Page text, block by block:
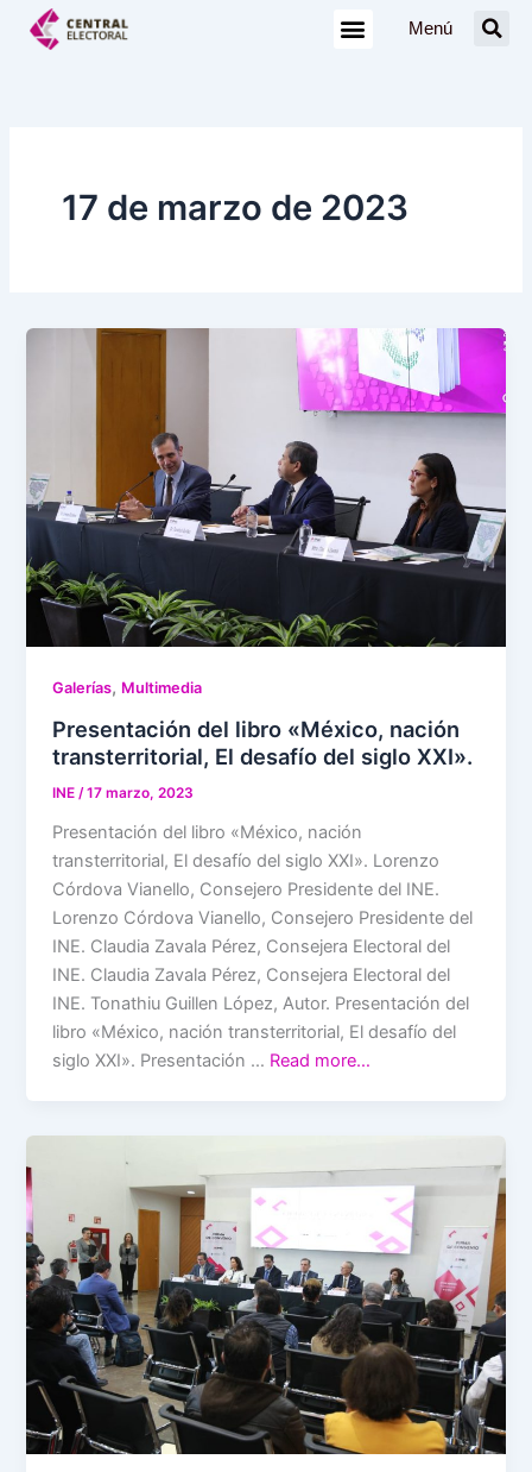
Menú
17 de marzo de 2023
Galerías, Multimedia
Presentación del libro «México, nación
transterritorial, El desafío del siglo XXI».
INE/17 marzo, 2023
Presentación del libro «México, nación
transterritorial, El desafío del siglo XXI». Lorenzo
Córdova Vianello, Consejero Presidente del INE.
Lorenzo Córdova Vianello, Consejero Presidente del
INE. Claudia Zavala Pérez, Consejera Electoral del
INE. Claudia Zavala Pérez, Consejera Electoral del
INE. Tonathiu Guillen López, Autor. Presentación del
libro «México, nación transterritorial, El desafío del
siglo XXI». Presentación … Read more…